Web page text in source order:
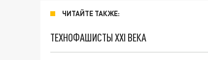
ЧИТАЙТЕ ТАКЖЕ:
ТЕХНОФАШИСТЫ XXI ВЕКА